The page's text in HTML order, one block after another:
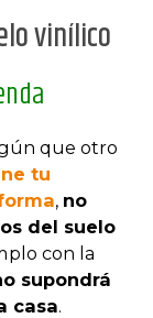
vinílico
que otro
tu
, no
del suelo
con la
supondrá
casa.